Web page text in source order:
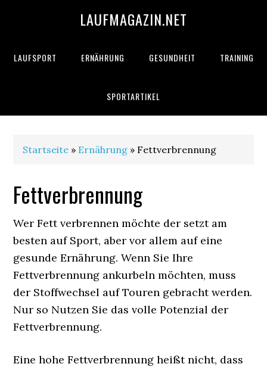
LAUFMAGAZIN.NET
LAUFSPORT ERNÄHRUNG GESUNDHEIT TRAINING
SPORTARTIKEL
Startseite » Ernährung » Fettverbrennung
Fettverbrennung
Wer Fett verbrennen möchte der setzt am
besten auf Sport, aber vor allem auf eine
gesunde Ernährung. Wenn Sie Ihre
Fettverbrennung ankurbeln möchten, muss
der Stoffwechsel auf Touren gebracht werden.
Nur so Nutzen Sie das volle Potenzial der
Fettverbrennung.
Eine hohe Fettverbrennung heißt nicht, dass